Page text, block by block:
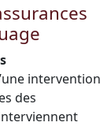
intervention
des